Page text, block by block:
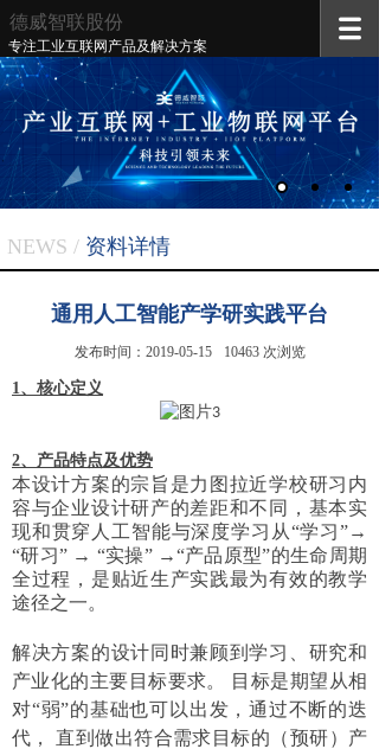
德威智联 股份
专注工业互联网产品及解决方案
通用人工智能产学研实践平台
发布时间： 2019-05-15 10463 次浏览
1、核心定义
2、产品特点及优势
本设计方案的宗旨是力图拉近学校研习内
容与企业设计研产的差距和不同，基本实
现和贯穿人工智能与深度学习从“学习”→
“研习” → “实操” →“产品原型”的生命周期
全过程，是贴近生产实践最为有效的教学
途径之一。
解决方案的设计同时兼顾到学习、研究和
产业化的主要目标要求。 目标是期望从相
对“弱”的基础也可以出发，通过不断的迭
代， 直到做出符合需求目标的（预研）产
NEWS / 资料详情